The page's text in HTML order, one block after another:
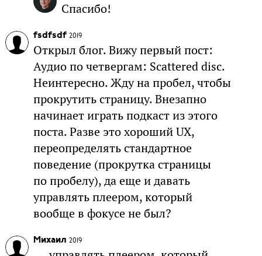
Спасибо!
fsdfsdf 2019
Открыл блог. Вижу первый пост:
Аудио по четвергам: Scattered disc.
Неинтересно. Жду на пробел, чтобы
прокрутить страницу. Внезапно
начинает играть подкаст из этого
поста. Разве это хороший UX,
переопределять стандартное
поведение (прокрутка страницы
по пробелу), да еще и давать
управлять плеером, который
вообще в фокусе не был?
Михаил 2019